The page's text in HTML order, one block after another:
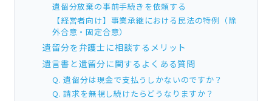
遺留分放棄の事前手続きを依頼する
【経営者向け】事業承継における民法の特例（除
外合意・固定合意）
遺留分を弁護士に相談するメリット
遺言書と遺留分に関するよくある質問
Q. 遺留分は現金で支払うしかないのですか？
Q. 請求を無視し続けたらどうなりますか？